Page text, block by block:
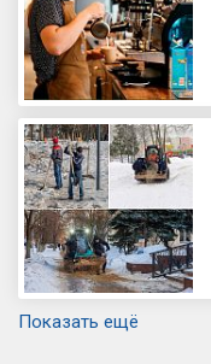
Показать ещё